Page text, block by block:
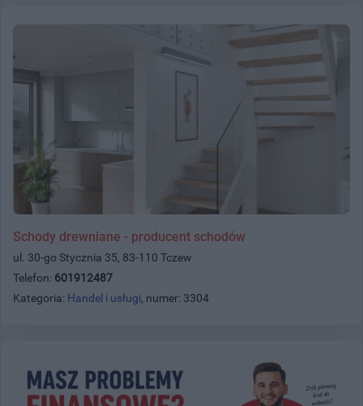
Schody drewniane - producent schodów
ul. 30-go Stycznia 35, 83-110 Tczew
Telefon: 601912487
Kategoria: Handel i usługi, numer: 3304